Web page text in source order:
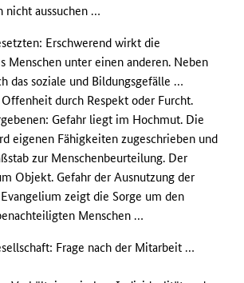
nicht aussuchen …
Erschwerend wirkt die
Menschen unter einen anderen. Neben
das soziale und Bildungsgefälle …
durch Respekt oder Furcht.
Gefahr liegt im Hochmut. Die
eigenen Fähigkeiten zugeschrieben und
zur Menschenbeurteilung. Der
Objekt. Gefahr der Ausnutzung der
zeigt die Sorge um den
Menschen …
Frage nach der Mitarbeit …